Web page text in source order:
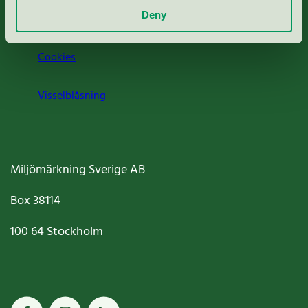
Deny
Cookies
Visselblåsning
Miljömärkning Sverige AB
Box38114
100 64Stockholm